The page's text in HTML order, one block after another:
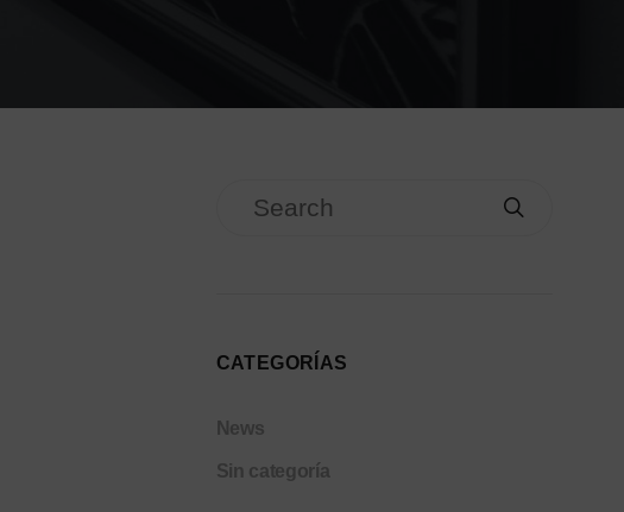
CATEGORÍAS
News
Sin categoría